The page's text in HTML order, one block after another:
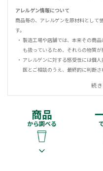
アレルゲン情報について
商品毎の、アレルゲンを原材料として
す。
製造工場や店舗では、本来その商
も扱っているため、それらの物質
アレルゲンに対する感受性には個
医とご相談のうえ、最終的に判断さ
続
商品
から調べる